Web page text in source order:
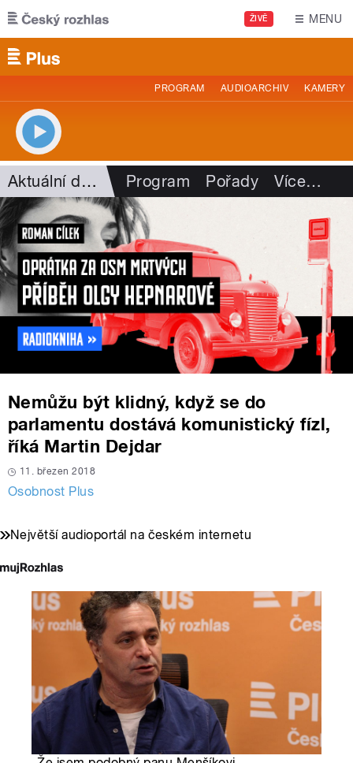
Přejít k hlavnímu obsahu
ŽIVĚ MENU
PROGRAM AUDIOARCHIV KAMERY
Aktuální dění Program Pořady Více…
Nemůžu být klidný, když se do
parlamentu dostává komunistický fízl,
říká Martin Dejdar
11. březen 2018
Osobnost Plus
Největší audioportál na českém internetu